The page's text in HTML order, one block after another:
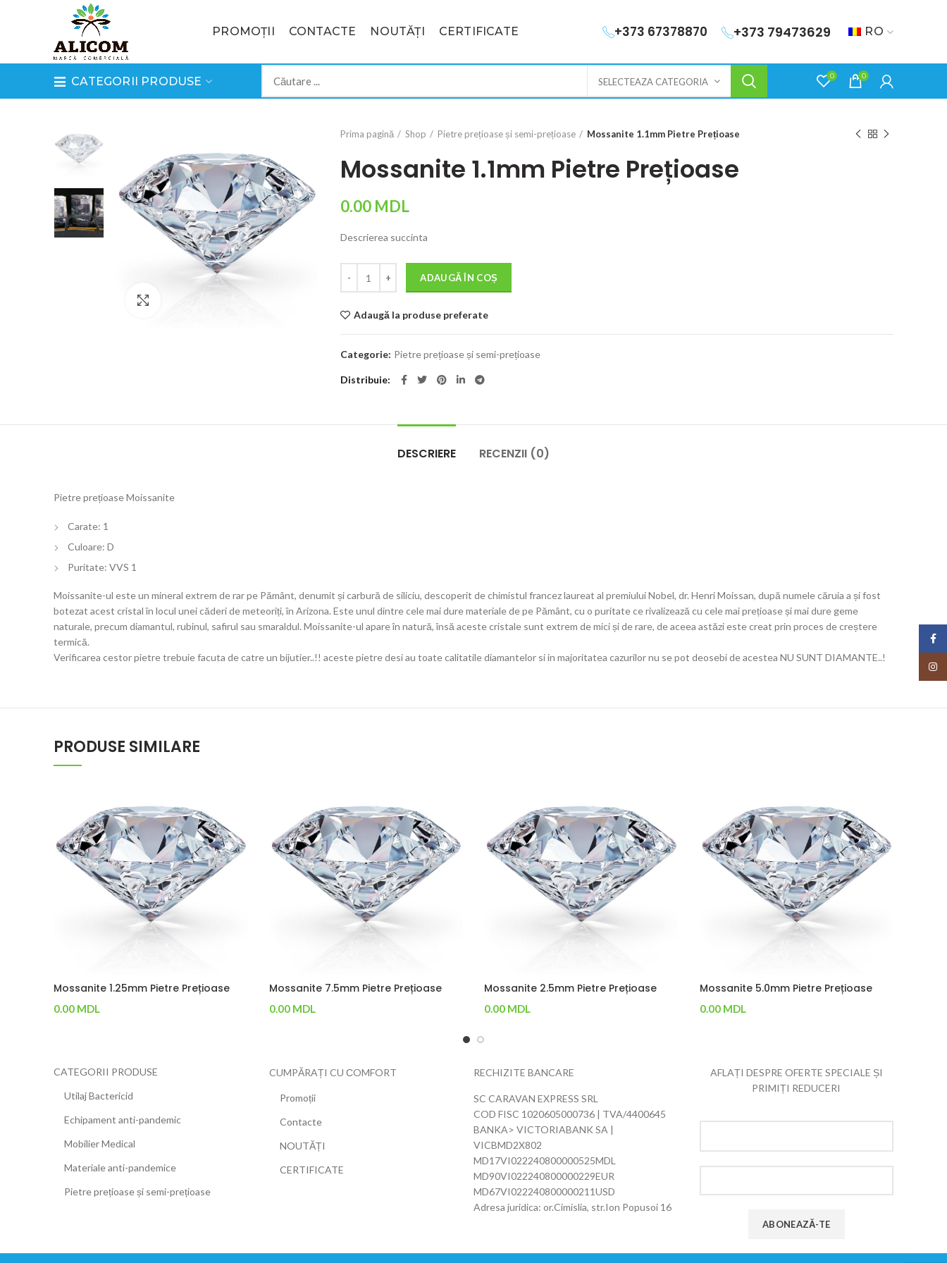
PROMOȚII CONTACTE NOUTĂȚI CERTIFICATE +373 67378870 +373 79473629 RO
CATEGORII PRODUSE SELECTEAZA CATEGORIA
0 0
Prima pagină Shop Pietre prețioase și semi-prețioase Mossanite 1.1mm Pietre Prețioase
Mossanite 1.1mm Pietre Prețioase
0.00 MDL
Descrierea succinta
ADAUGĂ ÎN COȘ
Adaugă la produse preferate
Categorie: Pietre prețioase și semi-prețioase
Distribuie
DESCRIERE RECENZII (0)
Pietre prețioase Moissanite
Carate: 1
Culoare: D
Puritate: VVS 1
Moissanite-ul este un mineral extrem de rar pe Pământ, denumit și carbură de siliciu, descoperit de chimistul francez laureat al premiului Nobel, dr. Henri Moissan, după numele căruia a și fost
botezat acest cristal în locul unei căderi de meteoriți, în Arizona. Este unul dintre cele mai dure materiale de pe Pământ, cu o puritate ce rivalizează cu cele mai prețioase și mai dure geme
naturale, precum diamantul, rubinul, safirul sau smaraldul. Moissanite-ul apare în natură, însă aceste cristale sunt extrem de mici și de rare, de aceea astăzi este creat prin proces de creștere
termică.
Verificarea cestor pietre trebuie facuta de catre un bijutier..!! aceste pietre desi au toate calitatile diamantelor si in majoritatea cazurilor nu se pot deosebi de acestea NU SUNT DIAMANTE..!
PRODUSE SIMILARE
Mossanite 1.25mm Pietre Prețioase
0.00 MDL
Mossanite 7.5mm Pietre Prețioase
0.00 MDL
Mossanite 2.5mm Pietre Prețioase
0.00 MDL
Mossanite 5.0mm Pietre Prețioase
0.00 MDL
CATEGORII PRODUSE
Utilaj Bactericid
Echipament anti-pandemic
Mobilier Medical
Materiale anti-pandemice
Pietre prețioase și semi-prețioase
CUMPĂRAȚI CU СOMFORT
Promoții
Contacte
NOUTĂȚI
CERTIFICATE
RECHIZITE BANCARE
SC CARAVAN EXPRESS SRL
COD FISC 1020605000736 | TVA/4400645
BANKA> VICTORIABANK SA |
VICBMD2X802
MD17VI022240800000525MDL
MD90VI022240800000229EUR
MD67VI022240800000211USD
Adresa juridica: or.Cimislia, str.Ion Popusoi 16
AFLAȚI DESPRE OFERTE SPECIALE ȘI
PRIMIȚI REDUCERI